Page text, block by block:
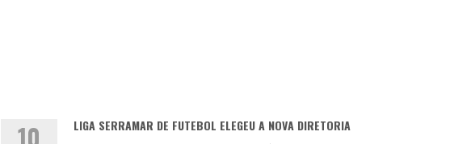
LIGA SERRAMAR DE FUTEBOL ELEGEU A NOVA DIRETORIA